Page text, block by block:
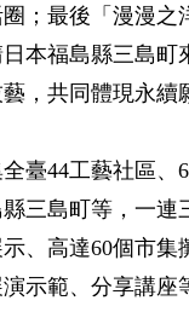
；最後「漫漫之
本福島縣三島町
，共同體現永續
臺44工藝社區、
三島町等，一連
、高達60個市集
示範、分享講座